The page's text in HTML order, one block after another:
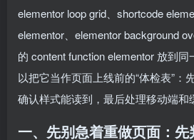
elementor loop grid、shortcode
elementor、elementor background
的 content function elementor 放到
以把它当作页面上线前的“体检表”：
确认样式能读到，最后处理移动端和
一、先别急着重做页面：